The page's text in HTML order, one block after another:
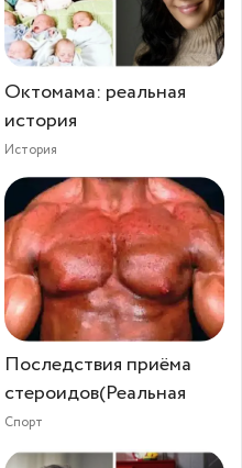
Октомама: реальная
история
История
Последствия приёма
стероидов(Реальная
Спорт